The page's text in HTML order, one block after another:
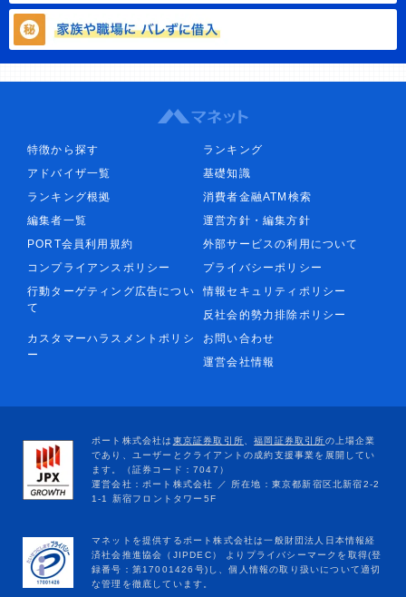
特徴から探す
ランキング
アドバイザ一覧
基礎知識
ランキング根拠
消費者金融ATM検索
編集者一覧
運営方針・編集方針
PORT会員利用規約
外部サービスの利用について
コンプライアンスポリシー
プライバシーポリシー
行動ターゲティング広告につい
て
情報セキュリティポリシー
反社会的勢力排除ポリシー
カスタマーハラスメントポリシ
ー
お問い合わせ
運営会社情報